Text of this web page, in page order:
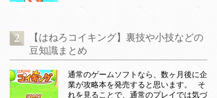
【はねろコイキング】裏技や小技などの
豆知識まとめ
通常のゲームソフトなら、数ヶ月後に企
業が攻略本を発売すると思います。 そ
れを見ることで、通常のプレイでは気づ